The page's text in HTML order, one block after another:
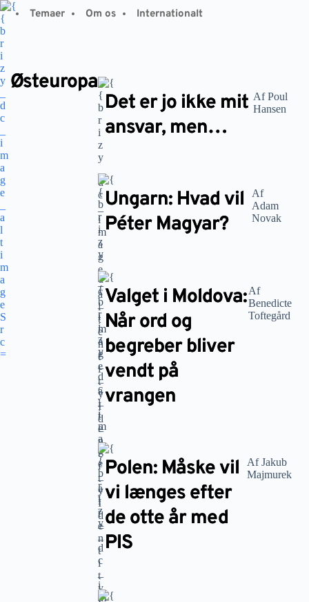
Fortsæt
til
indhold
Temaer Om os Internationalt
Østeuropa
Det er jo ikke mit
ansvar, men…
Af Poul
Hansen
Ungarn: Hvad vil
Péter Magyar?
Af
Adam
Novak
Valget i Moldova:
Når ord og
begreber bliver
vendt på
vrangen
Af
Benedicte
Toftegård
Polen: Måske vil
vi længes efter
de otte år med
PIS
Af Jakub
Majmurek